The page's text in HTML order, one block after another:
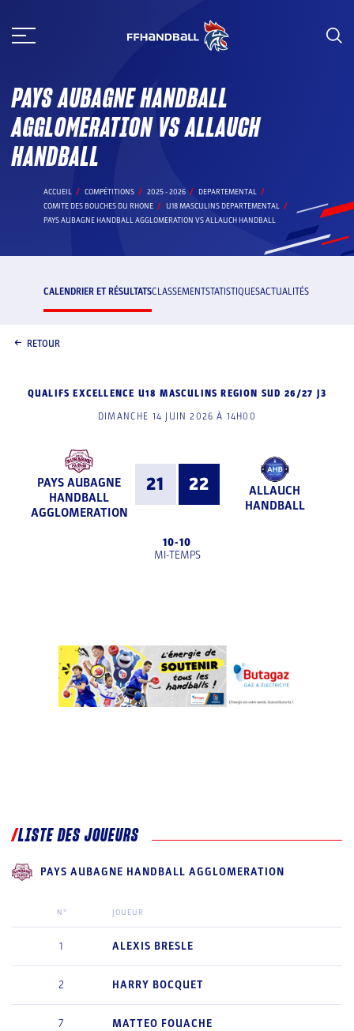
au
PAYS AUBAGNE HANDBALL
AGGLOMERATION VS ALLAUCH
HANDBALL
ACCUEIL COMPÉTITIONS 2025 - 2026
DEPARTEMENTAL
COMITE DES BOUCHES DU RHONE
U18 MASCULINS DEPARTEMENTAL
PAYS AUBAGNE HANDBALL AGGLOMERATION VS ALLAUCH HANDBALL
CALENDRIER ET RÉSULTATSCLASSEMENTSTATISTIQUESACTUALITÉS
RETOUR
QUALIFS EXCELLENCE U18 MASCULINS REGION SUD 26/27 J3
DIMANCHE 14 JUIN 2026 À 14H00
PAYS AUBAGNE
HANDBALL
AGGLOMERATION
21 22
ALLAUCH
HANDBALL
10-10
MI-TEMPS
LISTE DES JOUEURS
PAYS AUBAGNE HANDBALL AGGLOMERATION
N° JOUEUR
1 ALEXIS BRESLE
2 HARRY BOCQUET
7 MATTEO FOUACHE